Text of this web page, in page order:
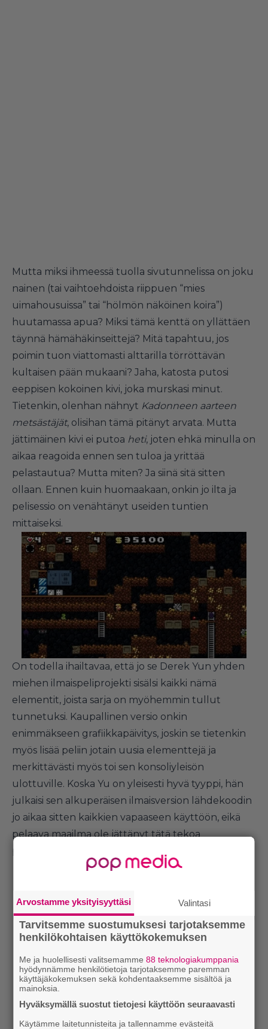
Mutta miksi ihmeessä tuolla sivutunnelissa on joku
nainen (tai vaihtoehdoista riippuen “mies
uimahousuissa” tai “hölmön näköinen koira”)
huutamassa apua? Miksi tämä kenttä on yllättäen
täynnä hämähäkinseittejä? Mitä tapahtuu, jos
poimin tuon viattomasti alttarilla törröttävän
kultaisen pään mukaani? Jaha, katosta putosi
eeppisen kokoinen kivi, joka murskasi minut.
Tietenkin, olenhan nähnyt Kadonneen aarteen
metsästäjät, olisihan tämä pitänyt arvata. Mutta
jättimäinen kivi ei putoa heti, joten ehkä minulla on
aikaa reagoida ennen sen tuloa ja yrittää
pelastautua? Mutta miten? Ja siinä sitä sitten
ollaan. Ennen kuin huomaakaan, onkin jo ilta ja
pelisessio on venähtänyt useiden tuntien
mittaiseksi.
On todella ihailtavaa, että jo se Derek Yun yhden
miehen ilmaispeliprojekti sisälsi kaikki nämä
elementit, joista sarja on myöhemmin tullut
tunnetuksi. Kaupallinen versio onkin
enimmäkseen grafiikkapäivitys, joskin se tietenkin
myös lisää peliin jotain uusia elementtejä ja
merkittävästi myös toi sen konsoliyleisön
ulottuville. Koska Yu on yleisesti hyvä tyyppi, hän
julkaisi sen alkuperäisen ilmaisversion lähdekoodin
jo aikaa sitten kaikkien vapaaseen käyttöön, eikä
pelaava maailma ole jättänyt tätä tekoa
palkitsematta.
Arvostamme yksityisyyttäsi Valintasi
Tarvitsemme suostumuksesi tarjotaksemme
henkilökohtaisen käyttökokemuksen
Me ja huolellisesti valitsemamme88 teknologiakumppania
hyödynnämme henkilötietoja tarjotaksemme paremman
käyttäjäkokemuksen sekä kohdentaaksemme sisältöä ja
mainoksia.
Hyväksymällä suostut tietojesi käyttöön seuraavasti
Käytämme laitetunnisteita ja tallennamme evästeitä